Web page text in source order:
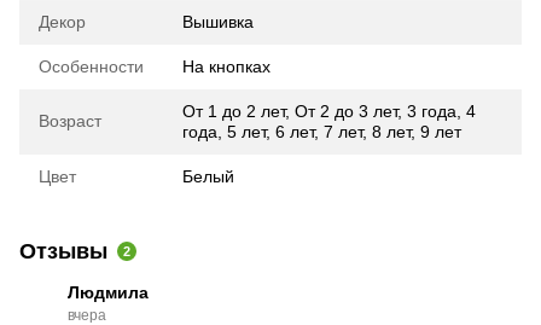
Декор Вышивка
Особенности На кнопках
Возраст От 1 до 2 лет, От 2 до 3 лет, 3 года 4
года 5 лет, 6 лет, 7 лет, 8 лет, 9 лет
Цвет Белый
Отзывы 2
Людмила
вчера